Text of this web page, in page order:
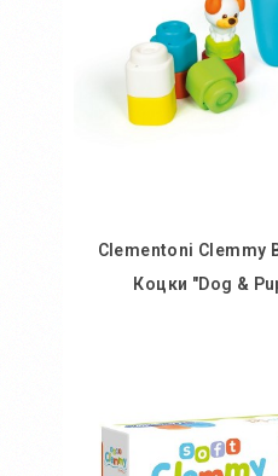
Clementoni Clemmy
Коцки "Dog &
Додај
Додај